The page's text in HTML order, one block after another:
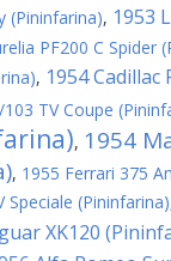
(Pininfarina), 1953
PF200 C Spider
, 1954 Cadillac
TV Coupe
, 1954
, 1955 Ferrari 375
Speciale (Pininfarina)
XK120